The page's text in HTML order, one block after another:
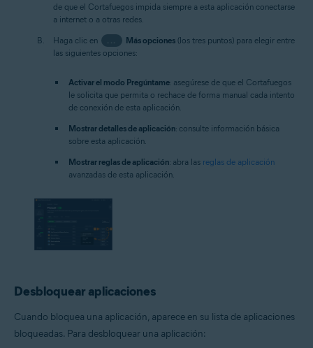
de que el Cortafuegos impida siempre a esta aplicación conectarse
a internet o a otras redes.
Haga clic en
Más opciones(los tres puntos) para elegir entre
las siguientes opciones:
Activar el modo Pregúntame: asegúrese de que el Cortafuegos
le solicita que permita o rechace de forma manual cada intento
de conexión de esta aplicación.
Mostrar detalles de aplicación: consulte información básica
sobre esta aplicación.
Mostrar reglas de aplicación: abra las reglas de aplicación
avanzadas de esta aplicación.
Desbloquear aplicaciones
Cuando bloquea una aplicación, aparece en su lista de aplicaciones
bloqueadas. Para desbloquear una aplicación: